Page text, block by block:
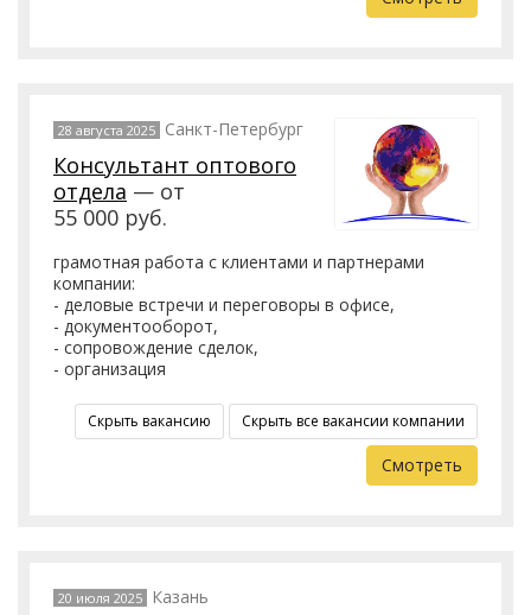
28 августа 2025 Санкт-Петербург
Консультант оптового
отдела — от
55 000 руб.
грамотная работа с клиентами и партнерами
компании:
- деловые встречи и переговоры в офисе,
- документооборот,
- сопровождение сделок,
- организация
Скрыть вакансию Скрыть все вакансии компании
Смотреть
20 июля 2025 Казань